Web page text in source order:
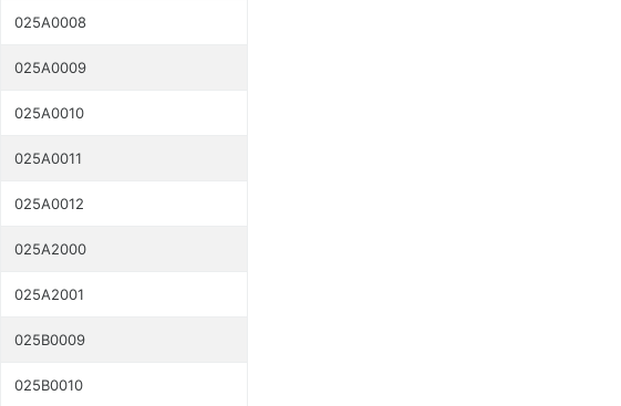
025A0008
025A0009
025A0010
025A0011
025A0012
025A2000
025A2001
025B0009
025B0010